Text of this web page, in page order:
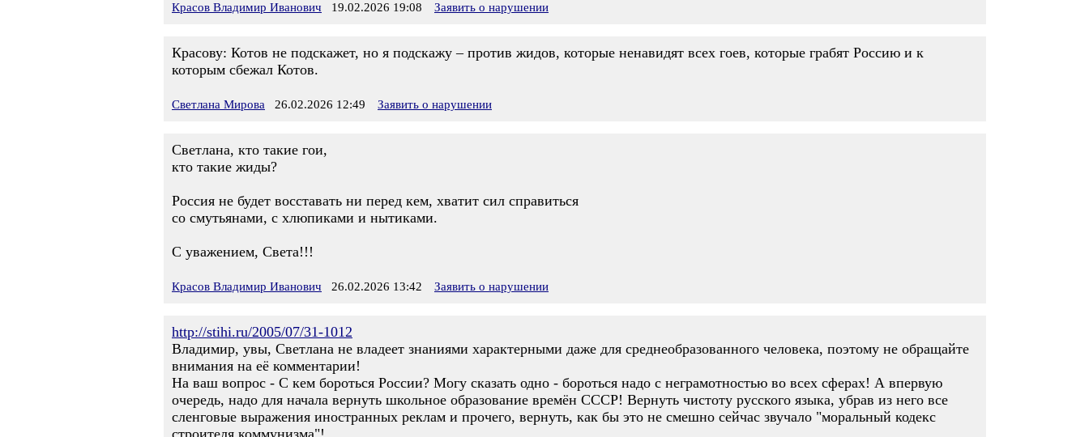
Красов Владимир Иванович 19.02.2026 19:08 Заявить о нарушении
Красову: Котов не подскажет, но я подскажу – против жидов, которые ненавидят всех гоев, которые грабят Россию и к
которым сбежал Котов.
Светлана Мирова 26.02.2026 12:49 Заявить о нарушении
Светлана, кто такие гои,
кто такие жиды?
Россия не будет восставать ни перед кем, хватит сил справиться
со смутьянами, с хлюпиками и нытиками.
С уважением, Света!!!
Красов Владимир Иванович 26.02.2026 13:42 Заявить о нарушении
http://stihi.ru/2005/07/31-1012
Владимир, увы, Светлана не владеет знаниями характерными даже для среднеобразованного человека, поэтому не обращайте
внимания на её комментарии!
На ваш вопрос - С кем бороться России? Могу сказать одно - бороться надо с неграмотностью во всех сферах! А впервую
очередь, надо для начала вернуть школьное образование времён СССР! Вернуть чистоту русского языка, убрав из него все
сленговые выражения иностранных реклам и прочего, вернуть, как бы это не смешно сейчас звучало "моральный кодекс
строителя коммунизма"!